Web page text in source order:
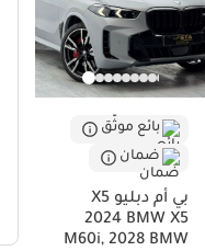
بائع موثّق
ضمان
بي أم دبليو X5
2024 BMW X5
M60i, 2028 BMW